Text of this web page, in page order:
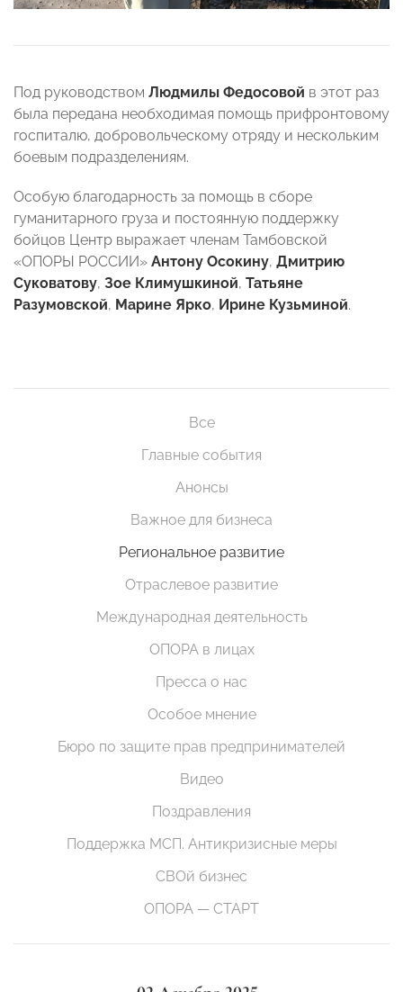
Под руководством Людмилы Федосовой в этот раз
была передана необходимая помощь прифронтовому
госпиталю, добровольческому отряду и нескольким
боевым подразделениям.
Особую благодарность за помощь в сборе
гуманитарного груза и постоянную поддержку
бойцов Центр выражает членам Тамбовской
«ОПОРЫ РОССИИ» Антону Осокину, Дмитрию
Суковатову, Зое Климушкиной, Татьяне
Разумовской, Марине Ярко, Ирине Кузьминой.
Все
Главные события
Анонсы
Важное для бизнеса
Региональное развитие
Отраслевое развитие
Международная деятельность
ОПОРА в лицах
Пресса о нас
Особое мнение
Бюро по защите прав предпринимателей
Видео
Поздравления
Поддержка МСП. Антикризисные меры
СВОй бизнес
ОПОРА — СТАРТ